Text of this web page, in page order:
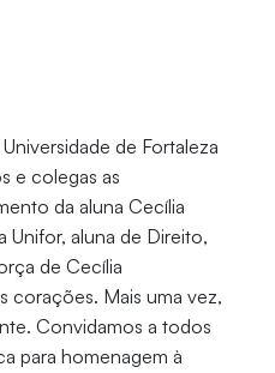
de Fortaleza
e colegas as
da aluna Cecília
Unifor, aluna de Direito,
de Cecília
corações. Mais uma vez,
Convidamos a todos
para homenagem à